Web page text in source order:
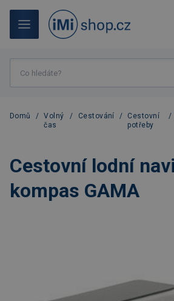
Domů /
Volný
čas
/ Cestování /
Cestovní
potřeby
/
Cestovní lodní
kompas GAMA